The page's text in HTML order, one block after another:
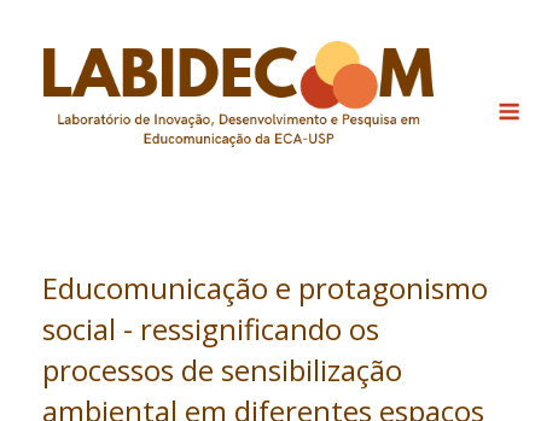
Educomunicação e protagonismo
social - ressignificando os
processos de sensibilização
ambiental em diferentes espaços